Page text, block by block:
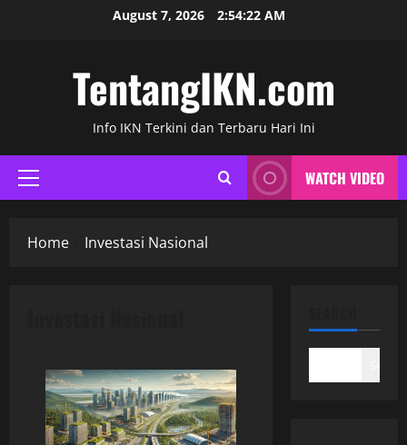
August 7, 2026 2:54:22 AM
TentangIKN.com
Info IKN Terkini dan Terbaru Hari Ini
Primary
Menu
WATCH VIDEO
Home Investasi Nasional